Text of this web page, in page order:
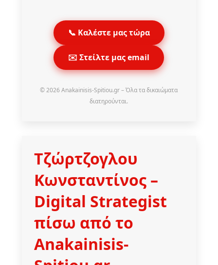
📞 Καλέστε μας τώρα
✉️ Στείλτε μας email
© 2026 Anakainisis-Spitiou.gr – Όλα τα δικαιώματα
διατηρούνται.
Τζώρτζογλου
Κωνσταντίνος –
Digital Strategist
πίσω από το
Anakainisis-